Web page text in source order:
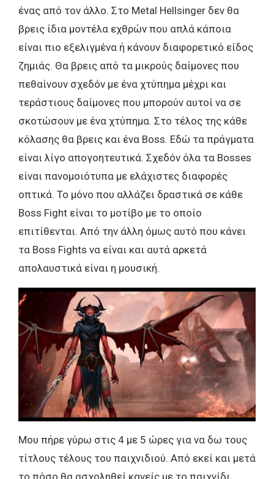
ένας από τον άλλο. Στο Metal Hellsinger δεν θα
βρεις ίδια μοντέλα εχθρών που απλά κάποια
είναι πιο εξελιγμένα ή κάνουν διαφορετικό είδος
ζημιάς. Θα βρεις από τα μικρούς δαίμονες που
πεθαίνουν σχεδόν με ένα χτύπημα μέχρι και
τεράστιους δαίμονες που μπορούν αυτοί να σε
σκοτώσουν με ένα χτύπημα. Στο τέλος της κάθε
κόλασης θα βρεις και ένα Boss. Εδώ τα πράγματα
είναι λίγο απογοητευτικά. Σχεδόν όλα τα Bosses
είναι πανομοιότυπα με ελάχιστες διαφορές
οπτικά. Το μόνο που αλλάζει δραστικά σε κάθε
Boss Fight είναι το μοτίβο με το οποίο
επιτίθενται. Από την άλλη όμως αυτό που κάνει
τα Boss Fights να είναι και αυτά αρκετά
απολαυστικά είναι η μουσική.
Μου πήρε γύρω στις 4 με 5 ώρες για να δω τους
τίτλους τέλους του παιχνιδιού. Από εκεί και μετά